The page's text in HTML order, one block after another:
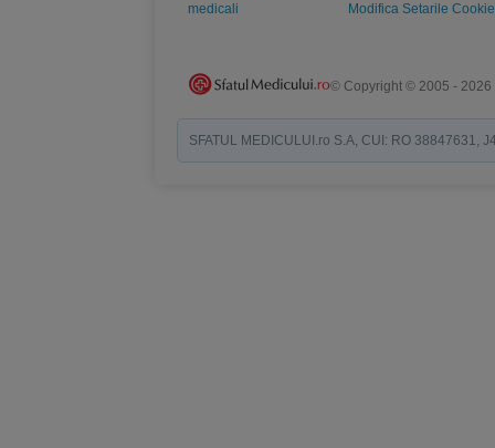
medicali
Modifica Setarile Cookie
© Copyright © 2005 - 2026
SFATUL MEDICULUI.ro S.A, CUI: RO 38847631,